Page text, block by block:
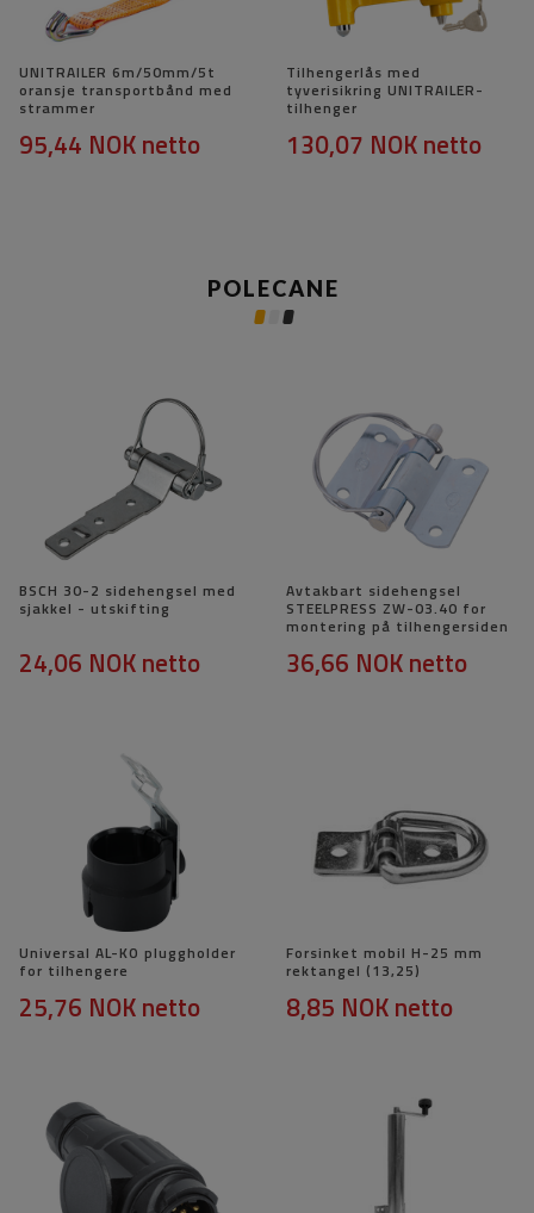
UNITRAILER 6m/50mm/5t
oransje transportbånd med
strammer
95,44 NOKnetto
Tilhengerlås med
tyverisikring UNITRAILER-
tilhenger
130,07 NOKnetto
POLECANE
BSCH 30-2 sidehengsel med
sjakkel - utskifting
24,06 NOKnetto
Avtakbart sidehengsel
STEELPRESS ZW-03.40 for
montering på tilhengersiden
36,66 NOKnetto
Universal AL-KO pluggholder
for tilhengere
25,76 NOKnetto
Forsinket mobil H-25 mm
rektangel (13,25)
8,85 NOKnetto